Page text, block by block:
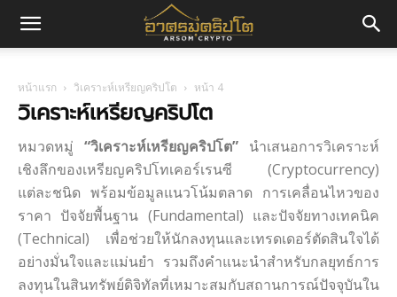
มค
หน้าแรก วิเคราะห์เหรียญคริปโต หน้า 4
วิเคราะห์เหรียญคริปโต
หมวดหมู่ “วิเคราะห์เหรียญคริปโต” นำเสนอการวิเคราะห์
เชิงลึกของเหรียญคริปโทเคอร์เรนซี (Cryptocurrency)
แต่ละชนิด พร้อมข้อมูลแนวโน้มตลาด การเคลื่อนไหวของ
ราคา ปัจจัยพื้นฐาน (Fundamental) และปัจจัยทางเทคนิค
(Technical) เพื่อช่วยให้นักลงทุนและเทรดเดอร์ตัดสินใจได้
อย่างมั่นใจและแม่นยำ รวมถึงคำแนะนำสำหรับกลยุทธ์การ
ลงทุนในสินทรัพย์ดิจิทัลที่เหมาะสมกับสถานการณ์ปัจจุบันใน